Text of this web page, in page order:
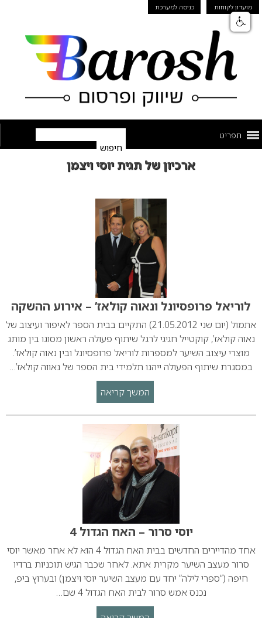
מועדון לקוחות כניסה למערכת
תפריט
ארכיון של תגית יוסי ויצמן
לוריאל פרופסיונל ונאוה קולאז’ – אירוע ההשקה
אתמול (יום שני 21.05.2012) התקיים בבית הספר לאיפור ועיצוב של
נאוה קולאז’, קוקטייל חגיגי לרגל שיתוף פעולה ראשון מסוגו בין מותג
מוצרי עיצוב השיער למספרות לוריאל פרופסיונל ובין נאוה קולאז’.
במסגרת שיתוף הפעולה ייהנו תלמידי בית הספר של נאווה קולאז’…
המשך קריאה
יוסי סרור – האח הגדול 4
אחד מהדיירים החדשים בבית האח הגדול 4 הוא לא אחר מאשר יוסי
סרור מעצב השיער מקרית אתא. לאחר שכבר הגיש תוכניות ברדיו
חיפה (“ספרי לילה” יחד עם מעצב השיער יוסי ויצמן) ובערוץ ביפ,
נכנס אמש סרור לבית האח הגדול 4 שם…